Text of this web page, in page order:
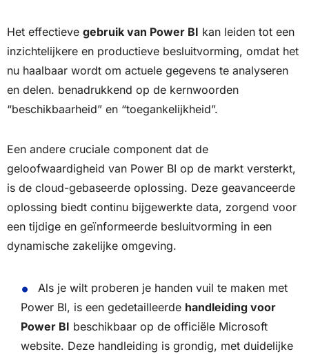
Het effectieve gebruik van Power BI kan leiden tot een
inzichtelijkere en productieve besluitvorming, omdat het
nu haalbaar wordt om actuele gegevens te analyseren
en delen. benadrukkend op de kernwoorden
“beschikbaarheid” en “toegankelijkheid”.
Een andere cruciale component dat de
geloofwaardigheid van Power BI op de markt versterkt,
is de cloud-gebaseerde oplossing. Deze geavanceerde
oplossing biedt continu bijgewerkte data, zorgend voor
een tijdige en geïnformeerde besluitvorming in een
dynamische zakelijke omgeving.
Als je wilt proberen je handen vuil te maken met
Power BI, is een gedetailleerde handleiding voor
Power BI beschikbaar op de officiële Microsoft
website. Deze handleiding is grondig, met duidelijke